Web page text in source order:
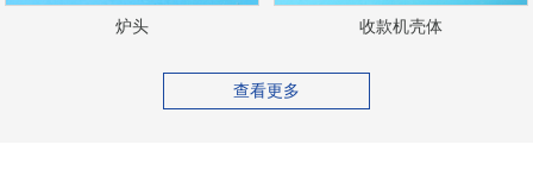
炉头 收款机壳体
查看更多